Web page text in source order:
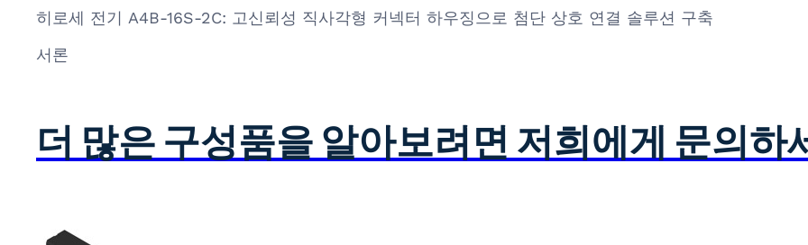
히로세 전기 A4B-16S-2C: 고신뢰성 직사각형 커넥터 하우징으로 첨단 상호 연결 솔루션 구축
서론
더 많은 구성품을 알아보려면 저희에게 문의하